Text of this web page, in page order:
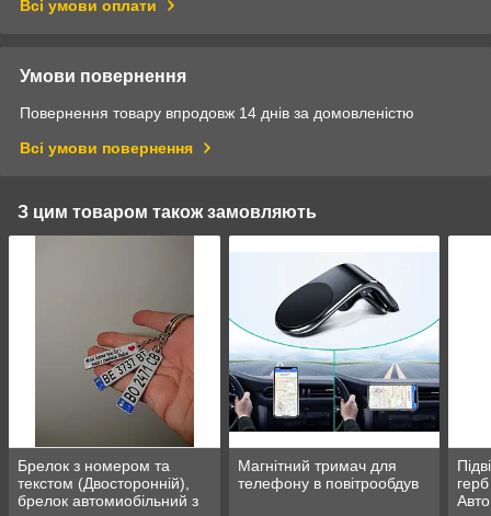
Всі умови оплати
Умови повернення
Повернення товару впродовж 14 днів за домовленістю
Всі умови повернення
З цим товаром також замовляють
Брелок з номером та
текстом (Двосторонній),
брелок автомиобільний з
Магнітний тримач для
телефону в повітрообдув